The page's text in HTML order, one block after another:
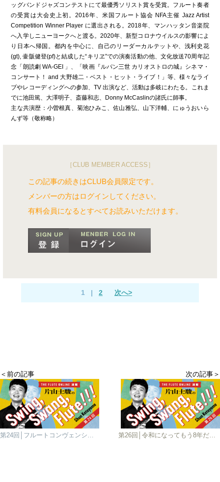
ッグバンドジャズコンテストにて最優秀ソリスト賞を受賞。フルート奏者
の受賞は大会史上初。2016年、米国フルート協会 NFA主催 Jazz Artist
Competition Winner Player に選出される。2018年、マンハッタン音楽院
へ入学しニューヨークへと渡る。2020年、新型コロナウイルスの影響によ
り日本へ帰国。都内を中心に、自己のリーダーカルテットや、浅利史花
(gt), 壷阪健登(pf)と結成した“キリヱ”での演奏活動の他、文化放送70周年記
念「朗読劇 WA-GEI 」、「映画『ルパン三世 カリオストロの城』シネマ・
コンサート！ and 大野雄二・ベスト・ヒット・ライブ！」等、様々なライ
ブやレコーディングへの参加、TV 出演など、活動は多岐にわたる。これま
でに池田篤、大澤明子、斎藤和志、Donny McCaslinの諸氏に師事。
主な共演歴：小曽根真、菊池ひみこ、佐山雅弘、山下洋輔、にゅうおいら
んず等（敬称略）
［CLUB MEMBER ACCESS］
この記事の続きはCLUB会員限定です。
メンバーの方はログインしてください。
有料会員になるとすべてお読みいただけます。
1 | 2 次へ>
＜前の記事
第24回│フルートコンヴェンションに行ってきたよ！
次の記事＞
第26回│令和になってもう8年だなんて信じられない、迎春